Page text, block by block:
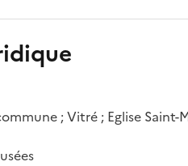
; Vitré ; Eglise Saint-